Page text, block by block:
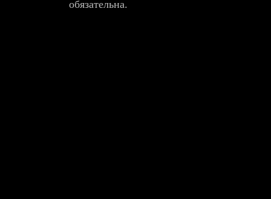
обязательна.